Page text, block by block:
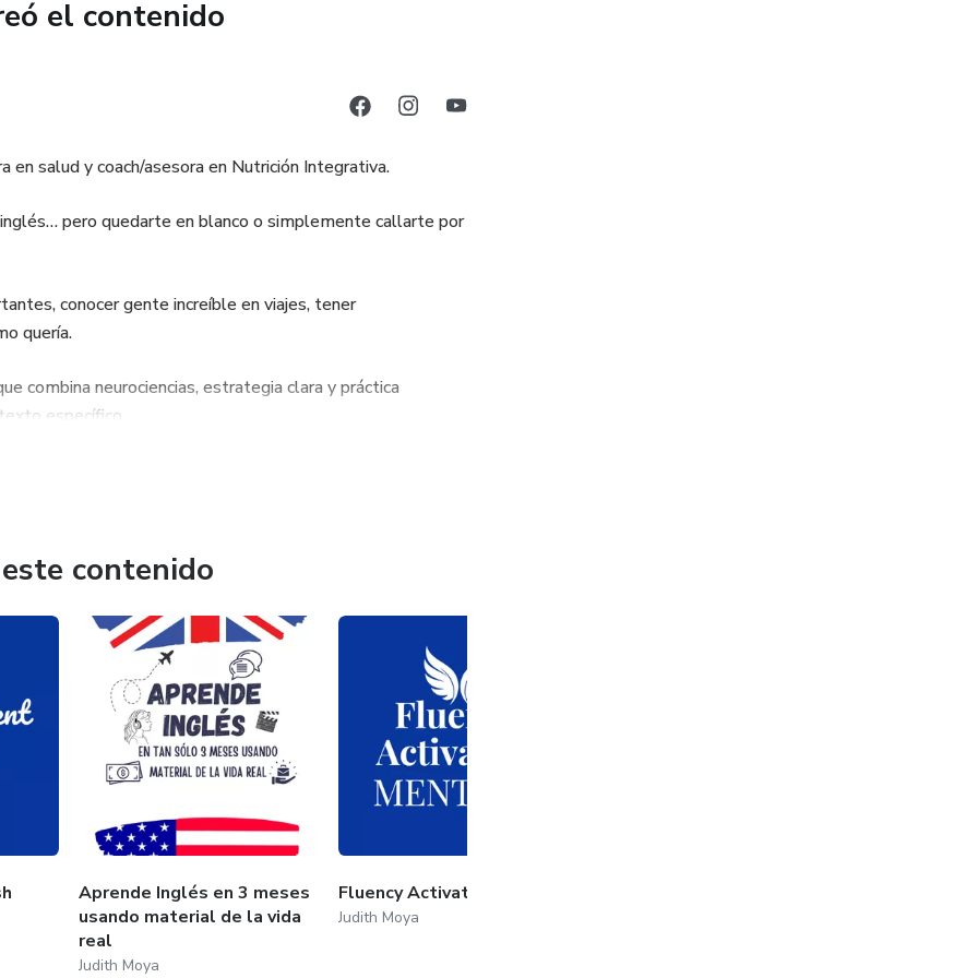
el contenido
salud y coach/asesora en Nutrición Integrativa.
pero quedarte en blanco o simplemente callarte por
conocer gente increíble en viajes, tener
quería.
combina neurociencias, estrategia clara y práctica
específico.
el inglés le cierra puertas.
tu vida: avanzar en tu carrera, expandir tu negocio y
contenido
Aprende Inglés en 3 meses
usando material de la vida
real
Judith Moya
Fluency Activation Mentory
Judith Moya